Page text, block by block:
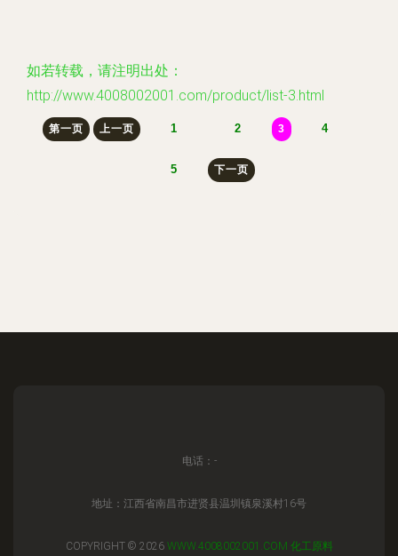
如若转载，请注明出处：
http://www.4008002001.com/product/list-3.html
第一页 上一页 1 2 3 4
5 下一页
电话：-
地址：江西省南昌市进贤县温圳镇泉溪村16号
COPYRIGHT © 2026 WWW.4008002001.COM 化工原料